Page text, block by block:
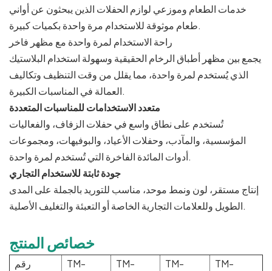
خدمات الطعام وموزعي لوازم الحفلات الذين يبحثون عن أواني
طعام موثوقة للاستخدام مرة واحدة بكميات كبيرة.
راحة الاستخدام لمرة واحدة مع مظهر فاخر
يجمع بين مظهر أطباق الرخام الحقيقية وسهولة استخدام البلاستيك
الذي يُستخدم لمرة واحدة، مما يقلل من وقت التنظيف وتكاليف
العمالة في المناسبات الكبيرة.
متعدد الاستخدامات للمناسبات المتعددة
تُستخدم على نطاق واسع في حفلات الزفاف، والفعاليات
المؤسسية، والمآدب، وحفلات الأعياد، والبوفيهات، ومجموعات
أدوات المائدة الفاخرة التي تُستخدم لمرة واحدة.
جودة ثابتة للاستخدام التجاري
إنتاج مستقر، لون ونمط موحد، مناسب للتوريد بالجملة على المدى
الطويل وللعلامات التجارية الخاصة أو التعبئة والتغليف الأصلية.
خصائص المنتج
رقم
TM-
TM-
TM-
TM-